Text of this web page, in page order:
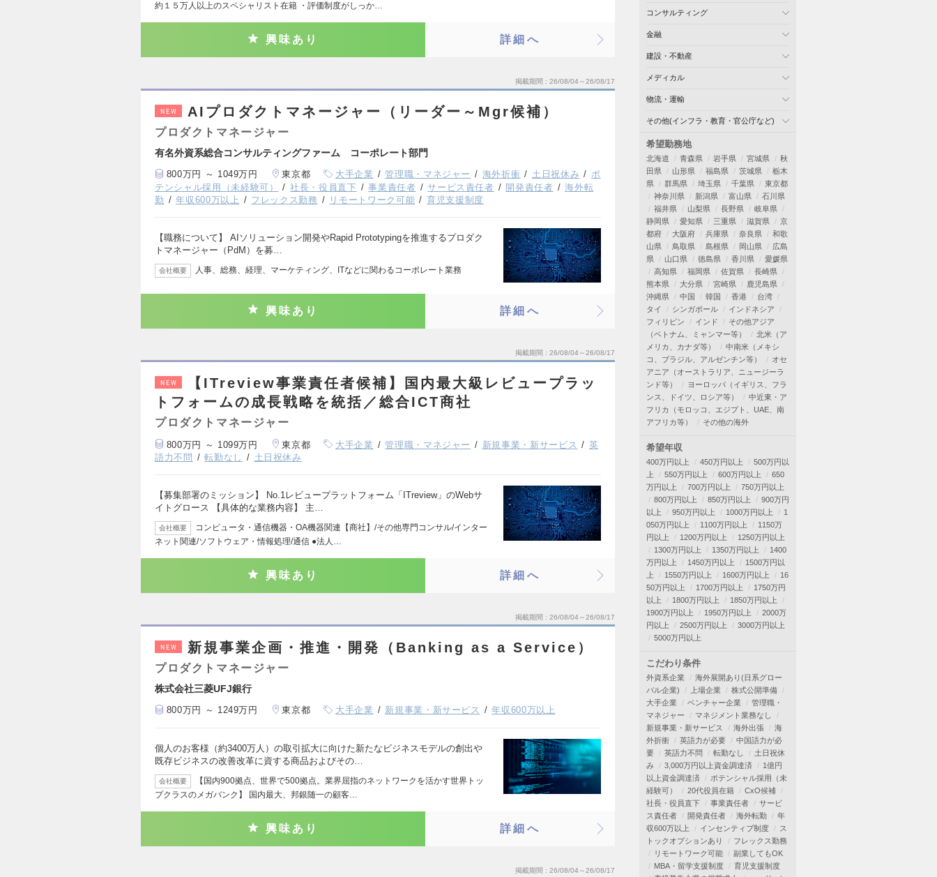
約１５万人以上のスペシャリスト在籍 ・評価制度がしっか…
興味あり 詳細へ
掲載期間 26/08/04～26/08/17
NEW AIプロダクトマネージャー（リーダー～Mgr候補）
プロダクトマネージャー
有名外資系総合コンサルティングファーム コーポレート部門
800万円 ～ 1049万円 東京都 大手企業 管理職・マネジャー 海外折衝 土日祝休み
ポ
テンシャル採用（未経験可）
社長・役員直下 事業責任者 サービス責任者 開発責任者
海外転
勤
年収600万以上 フレックス勤務 リモートワーク可能 育児支援制度
【職務について】 AIソリューション開発やRapid Prototypingを推進するプロダク
トマネージャー（PdM）を募…
会社概要 人事、総務、経理、マーケティング、ITなどに関わるコーポレート業務
興味あり 詳細へ
掲載期間 26/08/04～26/08/17
NEW
【ITreview事業責任者候補】国内最大級レビュープラッ
トフォームの成長戦略を統括／総合ICT商社
プロダクトマネージャー
800万円 ～ 1099万円 東京都 大手企業 管理職・マネジャー 新規事業・新サービス
英
語力不問
転勤なし 土日祝休み
【募集部署のミッション】 No.1レビュープラットフォーム「ITreview」のWebサ
イトグロース 【具体的な業務内容】 主…
会社概要
コンピュータ・通信機器・OA機器関連【商社】/その他専門コンサル/インター
ネット関連/ソフトウェア・情報処理/通信 ●法人…
興味あり 詳細へ
掲載期間 26/08/04～26/08/17
NEW 新規事業企画・推進・開発（Banking as a Service）
プロダクトマネージャー
株式会社三菱UFJ銀行
800万円 ～ 1249万円 東京都 大手企業 新規事業・新サービス 年収600万以上
個人のお客様（約3400万人）の取引拡大に向けた新たなビジネスモデルの創出や
既存ビジネスの改善改革に資する商品およびその…
会社概要
【国内900拠点、世界で500拠点。業界屈指のネットワークを活かす世界トッ
プクラスのメガバンク】 国内最大、邦銀随一の顧客…
興味あり 詳細へ
掲載期間 26/08/04～26/08/17
コンサルティング
金融
建設・不動産
メディカル
物流・運輸
その他(インフラ・教育・官公庁など)
希望勤務地
北海道 青森県 岩手県 宮城県
秋
田県
山形県 福島県 茨城県
栃木
県
群馬県 埼玉県 千葉県
東京都
神奈川県
新潟県 富山県
石川県
福井県
山梨県 長野県
岐阜県
静岡県
愛知県 三重県 滋賀県
京
都府
大阪府 兵庫県 奈良県
和歌
山県
鳥取県 島根県 岡山県
広島
県
山口県 徳島県 香川県
愛媛県
高知県
福岡県 佐賀県
長崎県
熊本県
大分県 宮崎県
鹿児島県
沖縄県
中国 韓国 香港
台湾
タイ
シンガポール
インドネシア
フィリピン
インド
その他アジア
（ベトナム、ミャンマー等）
北米（ア
メリカ、カナダ等）
中南米（メキシ
コ、ブラジル、アルゼンチン等）
オセ
アニア（オーストラリア、ニュージーラ
ンド等）
ヨーロッパ（イギリス、フラ
ンス、ドイツ、ロシア等）
中近東・ア
フリカ（モロッコ、エジプト、UAE、南
アフリカ等）
その他の海外
希望年収
400万円以上 450万円以上
500万円以
上
550万円以上 600万円以上
650
万円以上
700万円以上
750万円以上
800万円以上
850万円以上
900万円
以上
950万円以上 1000万円以上
1
050万円以上
1100万円以上
1150万
円以上
1200万円以上
1250万円以上
1300万円以上
1350万円以上
1400
万円以上
1450万円以上
1500万円以
上
1550万円以上 1600万円以上
16
50万円以上
1700万円以上
1750万円
以上
1800万円以上
1850万円以上
1900万円以上
1950万円以上
2000万
円以上
2500万円以上
3000万円以上
5000万円以上
こだわり条件
外資系企業
海外展開あり(日系グロー
バル企業)
上場企業
株式公開準備
大手企業
ベンチャー企業
管理職・
マネジャー
マネジメント業務なし
新規事業・新サービス
海外出張
海
外折衝
英語力が必要
中国語力が必
要
英語力不問 転勤なし
土日祝休
み
3,000万円以上資金調達済
1億円
以上資金調達済
ポテンシャル採用（未
経験可）
20代役員在籍
CxO候補
社長・役員直下
事業責任者
サービ
ス責任者
開発責任者 海外転勤
年
収600万以上
インセンティブ制度
ス
トックオプションあり
フレックス勤務
リモートワーク可能
副業してもOK
MBA・留学支援制度
育児支援制度